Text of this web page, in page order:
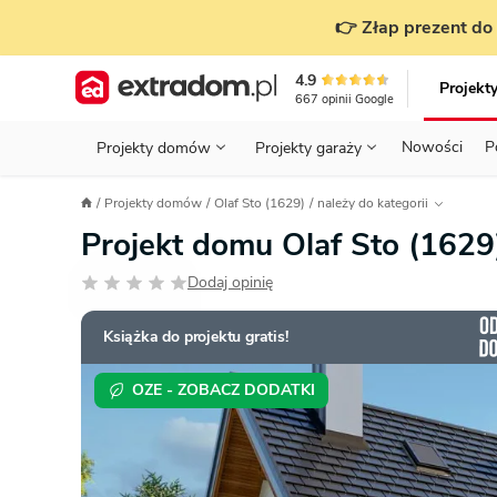
👉 Złap prezent
4.9
667 opinii Google
Projekty domów Projekty garaży Nowości
Projekty domów Projekty garaży
Parterowe Piętrowe do 70 m²
KONDYGNACJE
POWIERZCHNIA
GARAŻ
DACH
KONSTRUKCJA
STYL
ZABUDOWA
STANOWISKA
TYP
Zobacz wszystkie kategorie
PRZED BUDOWĄ - ETAP 1
Działka
WYBIERAM PROJEKT - ETAP 2
BUDUJĘ DOM - ETAP 3
URZĄDZAM DOM - ETAP 4
PRZEPISY I FORMALNOŚCI
FINANSE I KOSZTY
Projekty domów Olaf Sto (1629) należy do kategorii
Projekt domu Olaf Sto
Dodaj opinię
OZE - ZOBACZ DODATKI
Książka do projektu gratis!